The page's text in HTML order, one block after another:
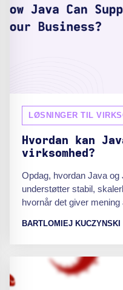
LØSNINGER TIL
Hvordan kan
virksomhed?
Opdag, hvordan Java
understøtter stabil,
hvornår det giver
BARTLOMIEJ KUCZYNSKI